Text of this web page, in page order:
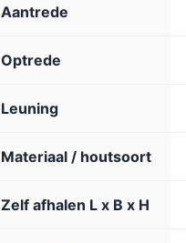
Aantrede
Optrede
Leuning
Materiaal / houtsoort
Zelf afhalen L x B x H